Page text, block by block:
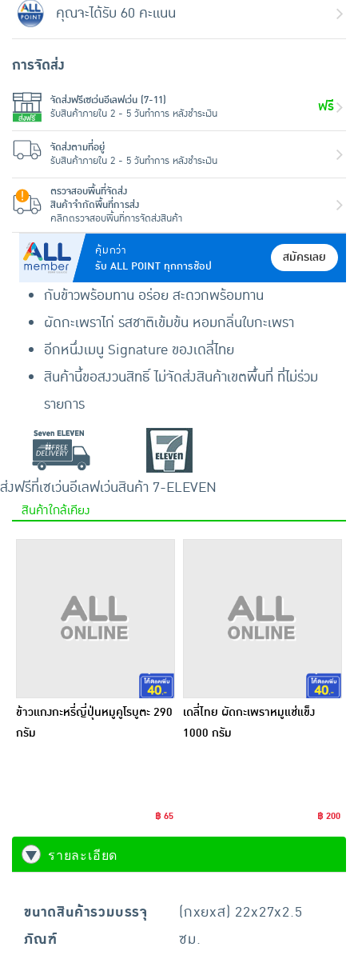
คุ้มกว่า
รับ ALL POINT ทุกการช้อป
สมัครเลย
กับข้าวพร้อมทาน อร่อย สะดวกพร้อมทาน
ผัดกะเพราไก่ รสชาติเข้มข้น หอมกลิ่นใบกะเพรา
อีกหนึ่งเมนู Signature ของเดลี่ไทย
สินค้านี้ขอสงวนสิทธิ์ ไม่จัดส่งสินค้าเขตพื้นที่ ที่ไม่ร่วม
รายการ
คุณจะได้รับ 60 คะแนน
การจัดส่ง
จัดส่งฟรีเซเว่นอีเลฟเว่น (7-11)
รับสินค้าภายใน 2 - 5 วันทำการ หลังชำระเงิน
ฟรี
จัดส่งตามที่อยู่
รับสินค้าภายใน 2 - 5 วันทำการ หลังชำระเงิน
ตรวจสอบพื้นที่จัดส่ง
สินค้าจำกัดพื้นที่การส่ง
คลิกตรวจสอบพื้นที่การจัดส่งสินค้า
ส่งฟรีที่เซเว่นอีเลฟเว่นสินค้า 7-ELEVEN
สินค้าใกล้เคียง
ข้าวแกงกะหรี่ญี่ปุ่นหมูคูโรบูตะ 290
กรัม
฿ 65
เดลี่ไทย ผัดกะเพราหมูแช่แข็ง
1000 กรัม
฿ 200
รายละเอียด
ขนาดสินค้ารวมบรรจุ
ภัณฑ์
(กxยxส) 22x27x2.5
ซม.